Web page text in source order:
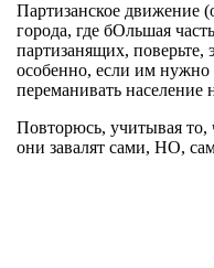
Партизанское движение
города, где бОльшая
партизанящих,
особенно, если им нужно
переманивать население
Повторюсь, учитывая то,
они завалят сами, НО,